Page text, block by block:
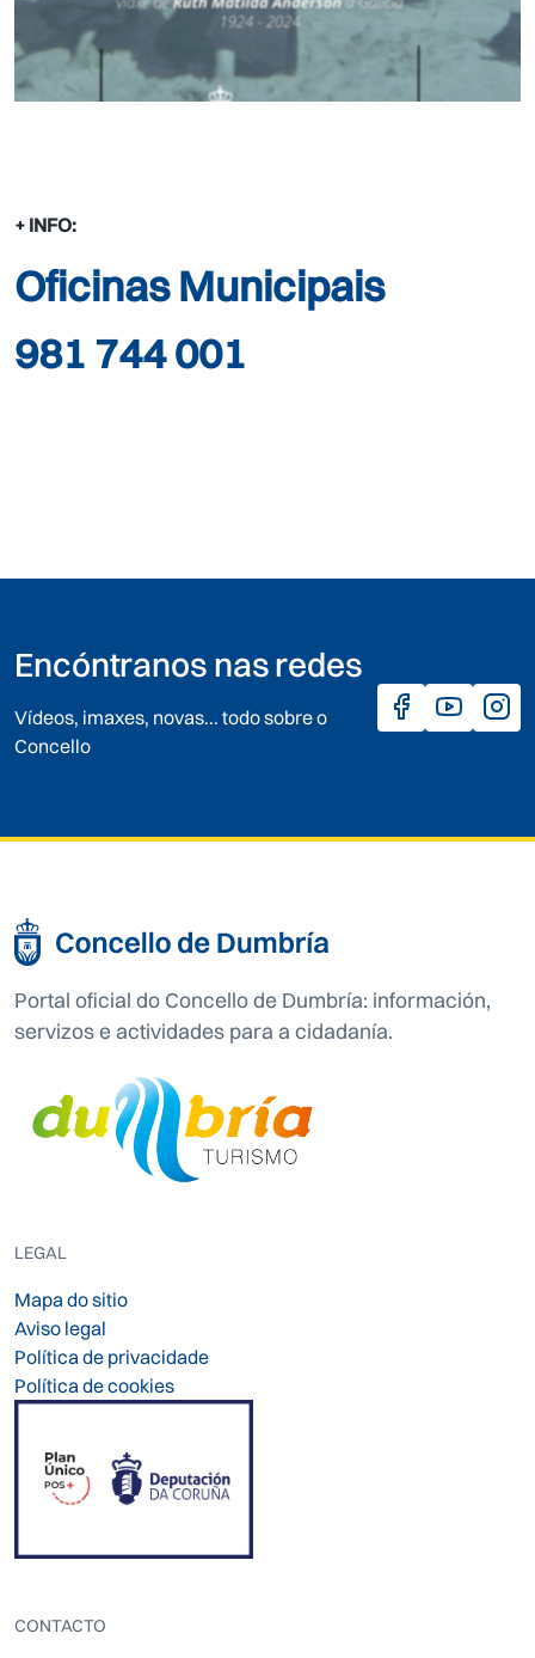
+ INFO:
Oficinas Municipais
981 744 001
Encóntranos nas redes
Vídeos, imaxes, novas... todo sobre o
Concello
Portal oficial do Concello de Dumbría: información,
servizos e actividades para a cidadanía.
LEGAL
Mapa do sitio
Aviso legal
Política de privacidade
Política de cookies
CONTACTO